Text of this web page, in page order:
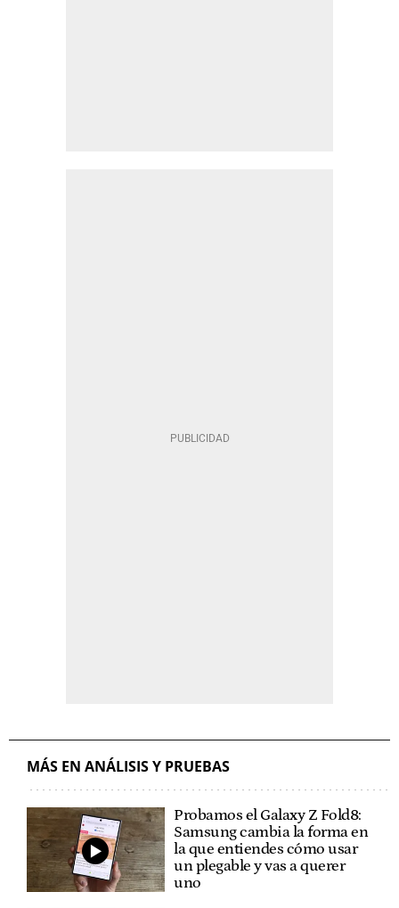
MÁS EN ANÁLISIS Y PRUEBAS
Probamos el Galaxy Z Fold8:
Samsung cambia la forma en
la que entiendes cómo usar
un plegable y vas a querer
uno